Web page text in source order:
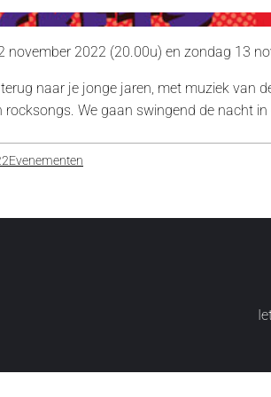
november 2022 (20.00u) en zondag 13
naar je jonge jaren, met muziek van
rocksongs. We gaan swingend de nacht
Evenementen